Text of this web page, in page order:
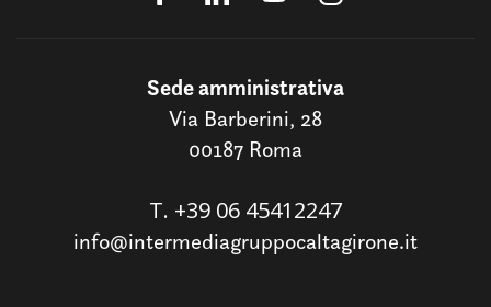
Sede amministrativa
Via Barberini, 28
00187 Roma
T. +39 06 45412247
info@intermediagruppocaltagirone.it